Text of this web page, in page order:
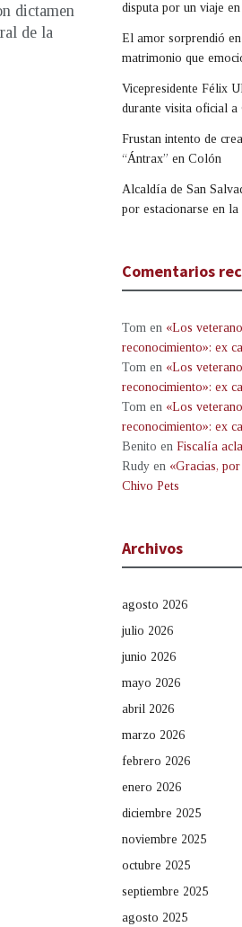
dictamen
de la
disputa por un viaje
El amor sorprendió
matrimonio que
Vicepresidente Félix
durante visita oficial a
Frustan intento de
“Ántrax” en Colón
Alcaldía de San
por estacionarse en
Comentarios
Tom en «Los
reconocimiento»: ex
Tom en «Los
reconocimiento»: ex
Tom en «Los
reconocimiento»: ex
Benito en Fiscalía
Rudy en «Gracias,
Chivo Pets
Archivos
agosto 2026
julio 2026
junio 2026
mayo 2026
abril 2026
marzo 2026
febrero 2026
enero 2026
diciembre 2025
noviembre 2025
octubre 2025
septiembre 2025
agosto 2025